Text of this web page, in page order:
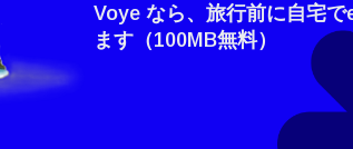
How do I get
To get your
Voye なら、旅行前に自宅で
ます（100MB無料）
言語を選択
アカウント